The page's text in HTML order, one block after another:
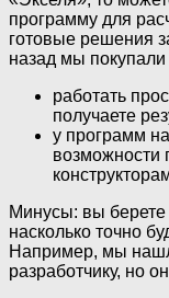
программу для
готовые решения
назад мы
работать
получаете
у программ
возможности
Минусы: вы
насколько точно
Например, мы
разработчику, но